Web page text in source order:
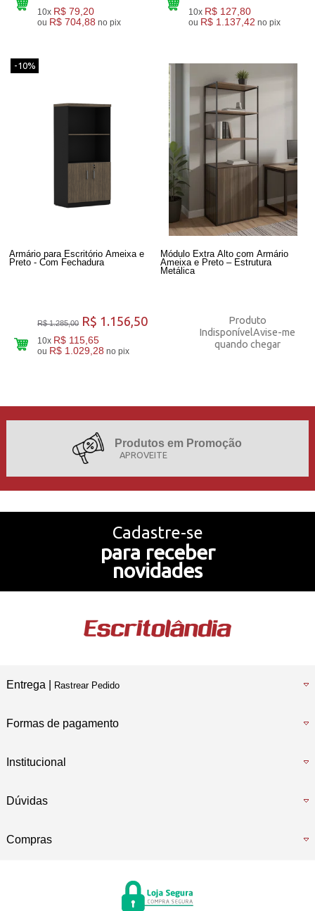
10x R$ 79,20
ou R$ 704,88 no pix
10x R$ 127,80
ou R$ 1.137,42 no pix
-10%
Armário para Escritório Ameixa e
Preto - Com Fechadura
R$ 1.285,00 R$ 1.156,50
10x R$ 115,65
ou R$ 1.029,28 no pix
Módulo Extra Alto com Armário
Ameixa e Preto – Estrutura
Metálica
Produto
IndisponívelAvise-me
quando chegar
Produtos em Promoção
APROVEITE
Nossa História
Loja Física
Cadastre-se
para receber
novidades
Entrega | Rastrear Pedido
Formas de pagamento
Institucional
Dúvidas
Compras